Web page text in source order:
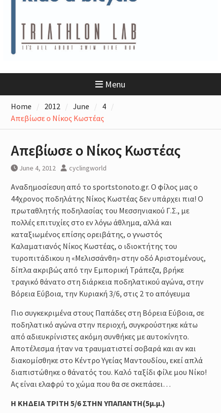
(22/10/2023;) :Athens Triathlon
Ironman Greece 70.3 Hollistic
Approach : Sports Nutrition –
Sports Recovery – Sports
μας….
Τα προϊόντα GU διαθέσιμα στο
Triathlon Lab Athens “Take Your
Next Level”
Αγώνες Τριάθλου 2022: 4th
Το Τρίαθλο στην Ελλάδα
Triathlon Lab : 70.3 Training Camp
(Βάρκιζα, Βουλιαγμένη,
Ανάβυσσος, Άλιμος)
Μέθοδοι καθορισμού της
έντασης της προπόνησης :
Φυσιολογικά και Πρακτικά
Ζητήματα
Προπόνηση Τριάθλου :
Περιοδικότητα
Προπόνηση Δύναμης για αθλητές
Τριάθλου
Menu
Home 2012 June
4
Απεβίωσε ο Νίκος Κωστέας
Απεβίωσε ο Νίκος Κωστέας
June 4, 2012 cyclingworld
Αναδημοσίεσυη από το sportstonoto.gr. Ο φίλος μας ο
44χρονος ποδηλάτης Νίκος Κωστέας δεν υπάρχει πια! Ο
πρωταθλητής ποδηλασίας του Μεσσηνιακού Γ.Σ., με
πολλές επιτυχίες στο εν λόγω άθλημα, αλλά και
καταξιωμένος επίσης ορειβάτης, ο γνωστός
Καλαματιανός Νίκος Κωστέας, ο ιδιοκτήτης του
τυροπιτάδικου η «Μελισσάνθη» στην οδό Αριστομένους,
δίπλα ακριβώς από την Εμπορική Τράπεζα, βρήκε
τραγικό θάνατο στη διάρκεια ποδηλατικού αγώνα, στην
Βόρεια Εύβοια, την Κυριακή 3/6, στις 2 το απόγευμα
Πιο συγκεκριμένα στους Παπάδες στη Βόρεια Εύβοια, σε
ποδηλατικό αγώνα στην περιοχή, συγκρούστηκε κάτω
από αδιευκρίνιστες ακόμη συνθήκες με αυτοκίνητο.
Αποτέλεσμα ήταν να τραυματιστεί σοβαρά και αν και
διακομίσθηκε στο Κέντρο Υγείας Μαντουδίου, εκεί απλά
διαπιστώθηκε ο θάνατός του. Καλό ταξίδι φίλε μου Νίκο!
Ας είναι ελαφρύ το χώμα που θα σε σκεπάσει…
Η ΚΗΔΕΙΑ ΤΡΙΤΗ 5/6 ΣΤΗΝ ΥΠΑΠΑΝΤΗ(5μ.μ.)